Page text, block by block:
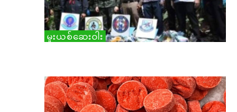
မူးယစ်ဆေးဝါး